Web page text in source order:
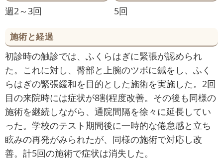
週2～3回 5回
施術と経過
初診時の触診では、ふくらはぎに緊張が認められ
た。これに対し、臀部と上腕のツボに鍼をし、ふく
らはぎの緊張緩和を目的とした施術を実施した。2回
目の来院時には症状が8割程度改善。その後も同様の
施術を継続しながら、通院間隔を徐々に延長してい
った。学校のテスト期間後に一時的な倦怠感と立ち
眩みの再発がみられたが、同様の施術で対応し改
善。計5回の施術で症状は消失した。